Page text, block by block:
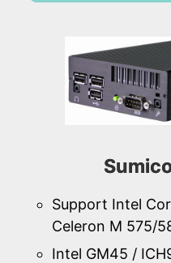
Support Intel
Celeron M 575/
Intel GM45 /